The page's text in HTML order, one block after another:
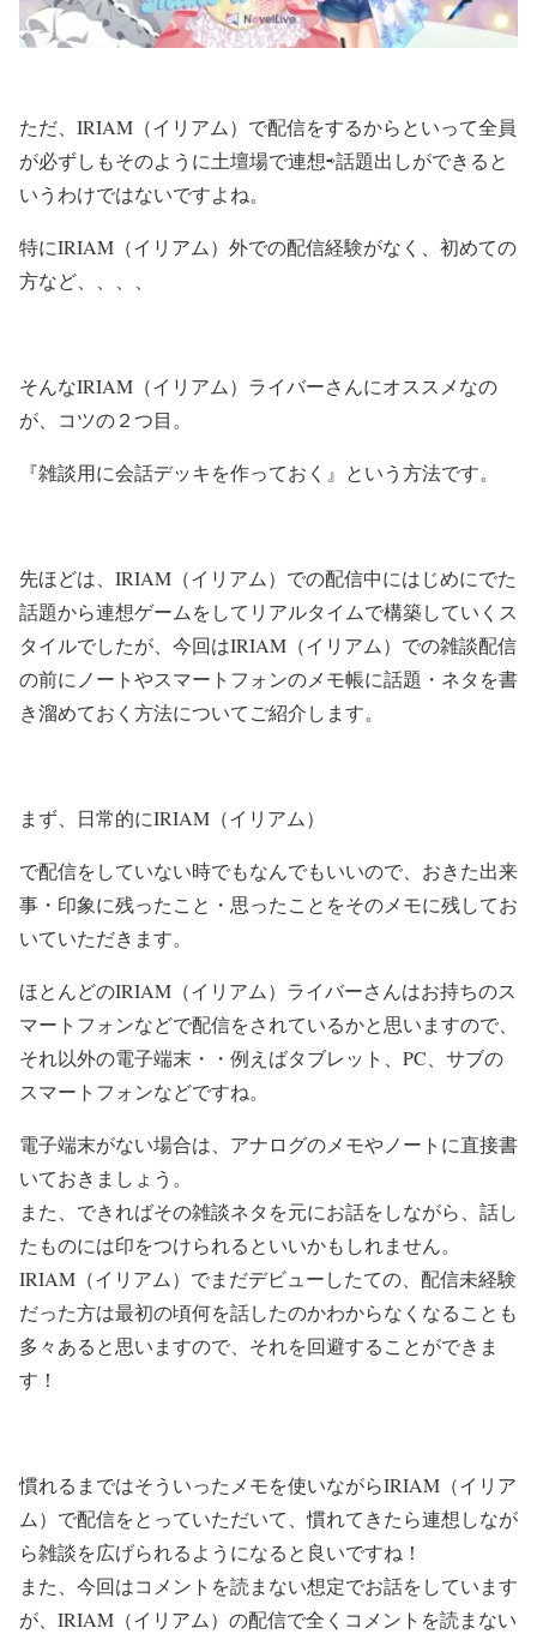
ただ、IRIAM（イリアム）で配信をするからといって全員
が必ずしもそのように土壇場で連想⇨話題出しができると
いうわけではないですよね。
特にIRIAM（イリアム）外での配信経験がなく、初めての
方など、、、、
そんなIRIAM（イリアム）ライバーさんにオススメなの
が、コツの２つ目。
『雑談用に会話デッキを作っておく』という方法です。
先ほどは、IRIAM（イリアム）での配信中にはじめにでた
話題から連想ゲームをしてリアルタイムで構築していくス
タイルでしたが、今回はIRIAM（イリアム）での雑談配信
の前にノートやスマートフォンのメモ帳に話題・ネタを書
き溜めておく方法についてご紹介します。
まず、日常的にIRIAM（イリアム）
で配信をしていない時でもなんでもいいので、おきた出来
事・印象に残ったこと・思ったことをそのメモに残してお
いていただきます。
ほとんどのIRIAM（イリアム）ライバーさんはお持ちのス
マートフォンなどで配信をされているかと思いますので、
それ以外の電子端末・・例えばタブレット、PC、サブの
スマートフォンなどですね。
電子端末がない場合は、アナログのメモやノートに直接書
いておきましょう。
また、できればその雑談ネタを元にお話をしながら、話し
たものには印をつけられるといいかもしれません。
IRIAM（イリアム）でまだデビューしたての、配信未経験
だった方は最初の頃何を話したのかわからなくなることも
多々あると思いますので、それを回避することができま
す！
慣れるまではそういったメモを使いながらIRIAM（イリア
ム）で配信をとっていただいて、慣れてきたら連想しなが
ら雑談を広げられるようになると良いですね！
また、今回はコメントを読まない想定でお話をしています
が、IRIAM（イリアム）の配信で全くコメントを読まない